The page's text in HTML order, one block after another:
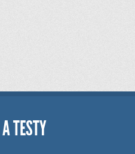
TESTY